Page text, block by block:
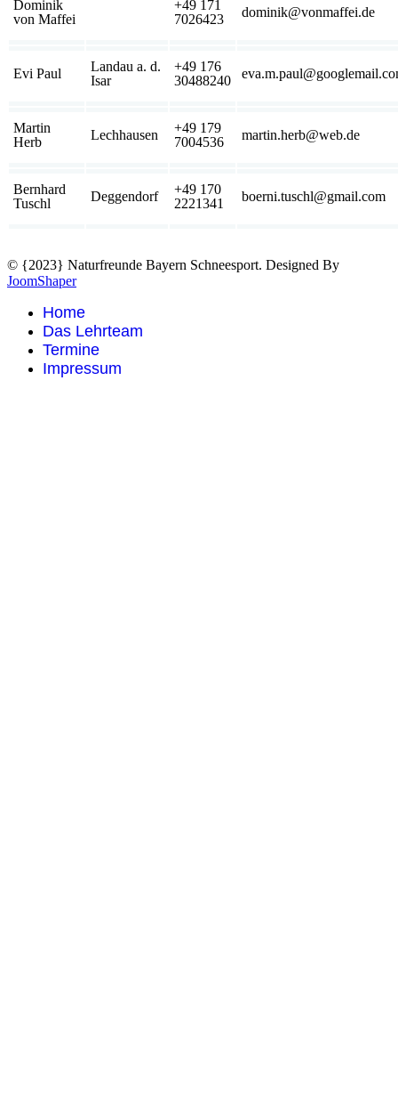
Dominik
von Maffei
+49 171
7026423
dominik@vonmaffei.de
Evi Paul
Landau a. d.
Isar
+49 176
30488240
Martin
Herb
Lechhausen
+49 179
7004536
martin.herb@web.de
Bernhard
Tuschl
Deggendorf
+49 170
2221341
boerni.tuschl@gmail.com
© {2023} Naturfreunde Bayern Schneesport. Designed By
JoomShaper
Home
Das Lehrteam
Termine
Impressum